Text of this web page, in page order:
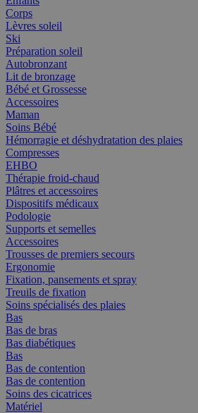
Corps
Lèvres soleil
Ski
Préparation soleil
Autobronzant
Lit de bronzage
Bébé et Grossesse
Accessoires
Maman
Soins Bébé
Hémorragie et déshydratation des plaies
Compresses
EHBO
Thérapie froid-chaud
Plâtres et accessoires
Dispositifs médicaux
Podologie
Supports et semelles
Accessoires
Trousses de premiers secours
Ergonomie
Fixation, pansements et spray
Treuils de fixation
Soins spécialisés des plaies
Bas
Bas de bras
Bas diabétiques
Bas
Bas de contention
Bas de contention
Soins des cicatrices
Matériel